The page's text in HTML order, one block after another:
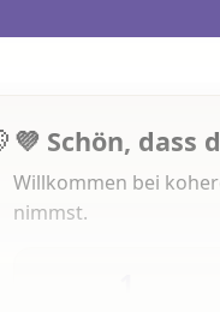
💜 Schön, dass
Willkommen bei
nimmst.